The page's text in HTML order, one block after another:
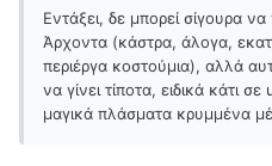
Εντάξει, δε μπορεί σίγουρα να
Άρχοντα (κάστρα, άλογα,
περιέργα κοστούμια), αλλά
να γίνει τίποτα, ειδικά κάτι
μαγικά πλάσματα κρυμμένα